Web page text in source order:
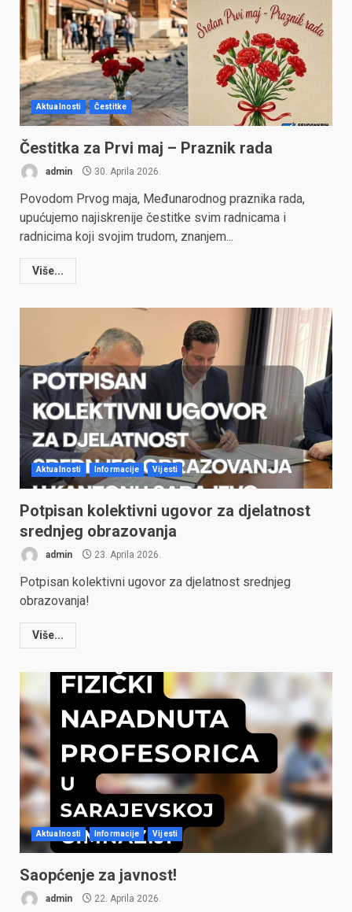
Aktualnosti Čestitke
Čestitka za Prvi maj – Praznik rada
admin 30. Aprila 2026.
Povodom Prvog maja, Međunarodnog praznika rada,
upućujemo najiskrenije čestitke svim radnicama i
radnicima koji svojim trudom, znanjem...
Više...
Aktualnosti Informacije Vijesti
Potpisan kolektivni ugovor za djelatnost
srednjeg obrazovanja
admin 23. Aprila 2026.
Potpisan kolektivni ugovor za djelatnost srednjeg
obrazovanja!
Više...
Aktualnosti Informacije Vijesti
Saopćenje za javnost!
admin 22. Aprila 2026.